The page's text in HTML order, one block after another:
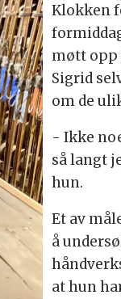
Klokken
møtt opp
Sigrid
om de
- Ikke
så langt
hun.
Et av
å
at hun